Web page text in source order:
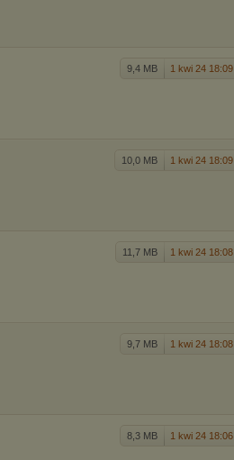
9,4 MB 1 kwi 24 18:09
10,0 MB 1 kwi 24 18:09
11,7 MB 1 kwi 24 18:08
9,7 MB 1 kwi 24 18:08
8,3 MB 1 kwi 24 18:06